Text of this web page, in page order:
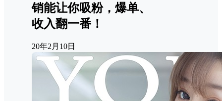
销能让你吸粉，爆单、
收入翻一番！
20年2月10日